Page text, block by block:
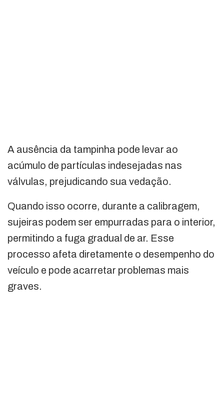
A ausência da tampinha pode levar ao
acúmulo de partículas indesejadas nas
válvulas, prejudicando sua vedação.
Quando isso ocorre, durante a calibragem,
sujeiras podem ser empurradas para o interior,
permitindo a fuga gradual de ar. Esse
processo afeta diretamente o desempenho do
veículo e pode acarretar problemas mais
graves.